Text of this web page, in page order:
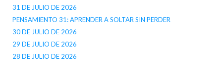
31 DE JULIO DE 2026
PENSAMIENTO 31: APRENDER A SOLTAR SIN PERDER
30 DE JULIO DE 2026
29 DE JULIO DE 2026
28 DE JULIO DE 2026